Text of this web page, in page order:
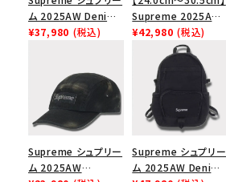
ム 2025AW Denim
Shoulder Bag デニ
¥37,980 (税込)
Supreme 2025AW
Nike SB Dunk Low
ナイキ SB ダンク ロ
ー スニーカー ホワイ
¥42,980 (税込)
Supreme シュプリー
ム 2025AW
Supreme シュプリー
ム 2025AW Denim